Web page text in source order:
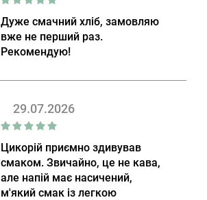
Дуже смачний хліб, замовляю
вже не перший раз.
Рекомендую!
29.07.2026
Цикорій приємно здивував
смаком. Звичайно, це не кава,
але напій має насичений,
м'який смак із легкою